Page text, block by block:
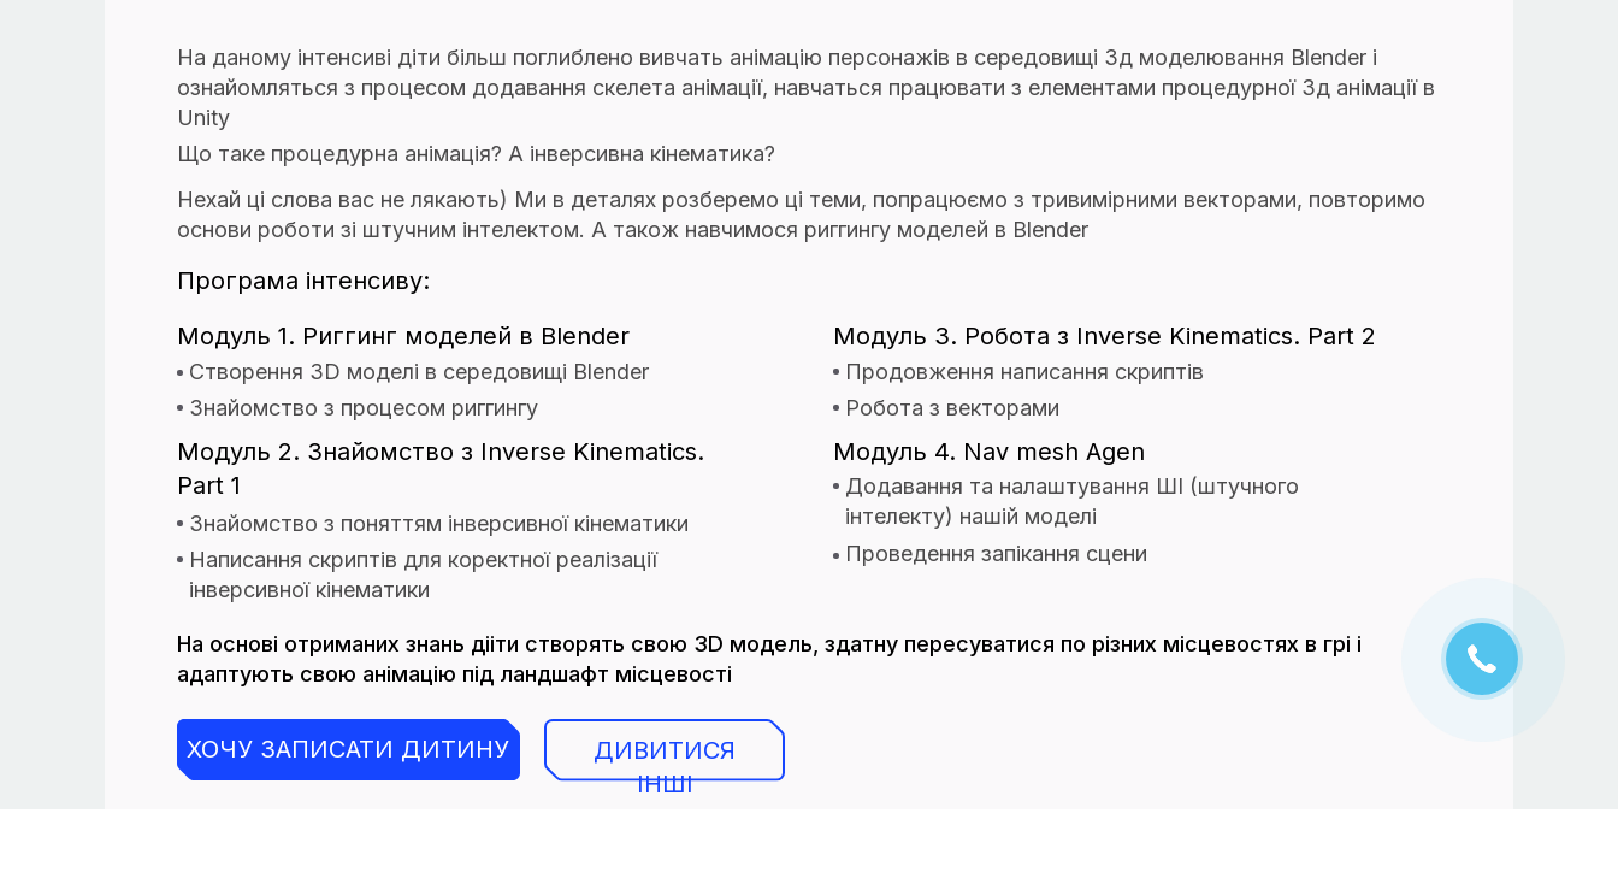
На даному інтенсиві діти більш поглиблено вивчать анімацію персонажів в середовищі 3д моделювання Blender і
ознайомляться з процесом додавання скелета анімації, навчаться працювати з елементами процедурної 3д анімації в
Unity
Програма інтенсиву:
Модуль 1. Риггинг моделей в Blender
Створення 3D моделі в середовищі Blender
Знайомство з процесом риггингу
Модуль 2. Знайомство з Inverse Kinematics.
Part 1
Знайомство з поняттям інверсивної кінематики
Модуль 3. Робота з Inverse Kinematics. Part 2
Продовження написання скриптів
Робота з векторами
Модуль 4. Nav mesh Agen
Додавання та налаштування ШІ (штучного
інтелекту) нашій моделі
На основі отриманих знань дііти створять свою 3D модель, здатну пересуватися по різних місцевостях в грі і
адаптують свою анімацію під ландшафт місцевості
ХОЧУ ЗАПИСАТИ ДИТИНУ
ДИВИТИСЯ
ІНШІ
Що таке процедурна анімація? А інверсивна кінематика?
Написання скриптів для коректної реалізації
інверсивної кінематики
Проведення запікання сцени
Нехай ці слова вас не лякають) Ми в деталях розберемо ці теми, попрацюємо з тривимірними векторами, повторимо
основи роботи зі штучним інтелектом. А також навчимося риггингу моделей в Blender